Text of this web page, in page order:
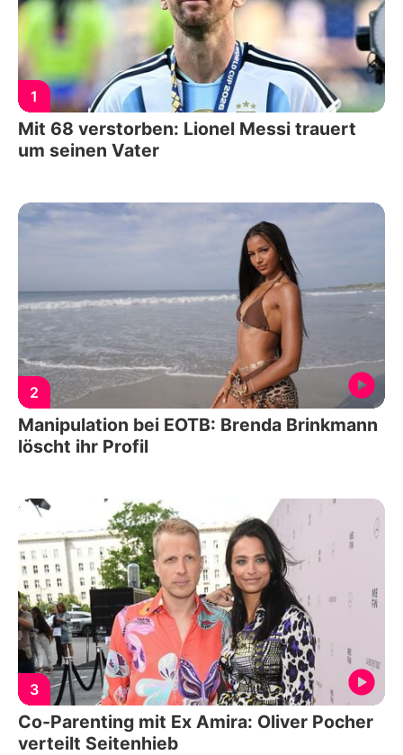
1
Mit 68 verstorben: Lionel Messi trauert
um seinen Vater
2
Manipulation bei EOTB: Brenda Brinkmann
löscht ihr Profil
3
Co-Parenting mit Ex Amira: Oliver Pocher
verteilt Seitenhieb